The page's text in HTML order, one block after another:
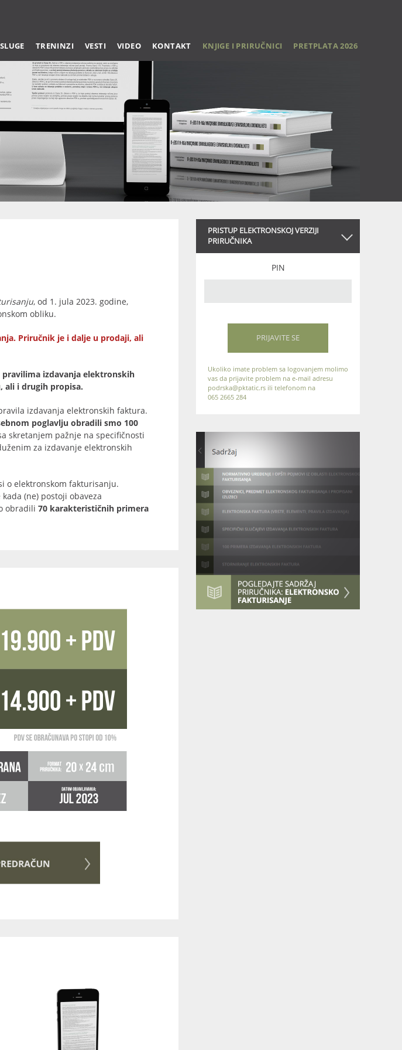
TRENINZI VESTI VIDEO KONTAKT KNJIGE I PRIRUČNICI PRETPLATA 2026
, od 1. jula 2023. godine,
obliku.
Priručnik je i dalje u prodaji, ali
izdavanja elektronskih
ali i drugih propisa.
izdavanja elektronskih faktura.
poglavlju obradili smo 100
skretanjem pažnje na specifičnosti
za izdavanje elektronskih
o elektronskom fakturisanju.
(ne) postoji obaveza
obradili 70 karakterističnih primera
PRISTUP ELEKTRONSKOJ VERZIJI
PRIRUČNIKA
PIN
PRIJAVITE SE
Ukoliko imate problem sa logovanjem molimo
vas da prijavite problem na e-mail adresu
podrska@pktatic.rs ili telefonom na
065 2665 284